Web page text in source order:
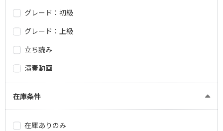
グレード：初級
グレード：上級
立ち読み
演奏動画
在庫条件
在庫ありのみ